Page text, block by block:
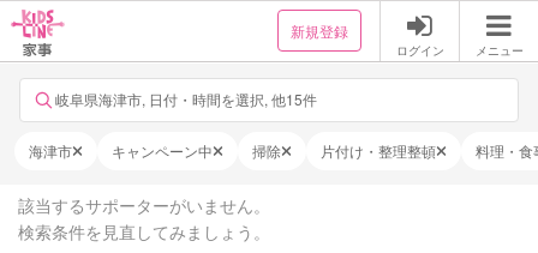
新規登録
ログイン メニュー
岐阜県海津市, 日付・時間を選択, 他15件
海津市 キャンペーン中 掃除 片付け・整理整頓 料理・食
該当するサポーターがいません。
検索条件を見直してみましょう。